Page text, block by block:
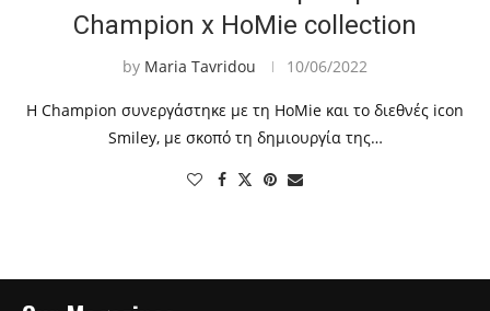
Champion x HoMie collection
by Maria Tavridou 10/06/2022
Η Champion συνεργάστηκε με τη HoMie και το διεθνές icon
Smiley, με σκοπό τη δημιουργία της…